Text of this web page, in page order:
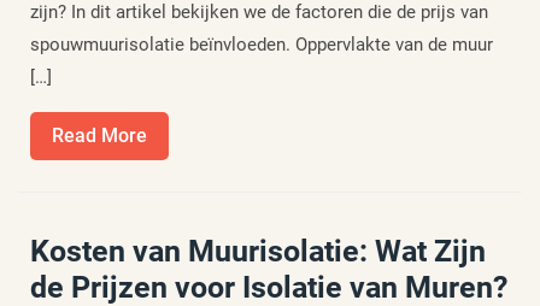
zijn? In dit artikel bekijken we de factoren die de prijs van
spouwmuurisolatie beïnvloeden. Oppervlakte van de muur
[…]
Read More
More
Kosten van Muurisolatie: Wat Zijn
de Prijzen voor Isolatie van Muren?